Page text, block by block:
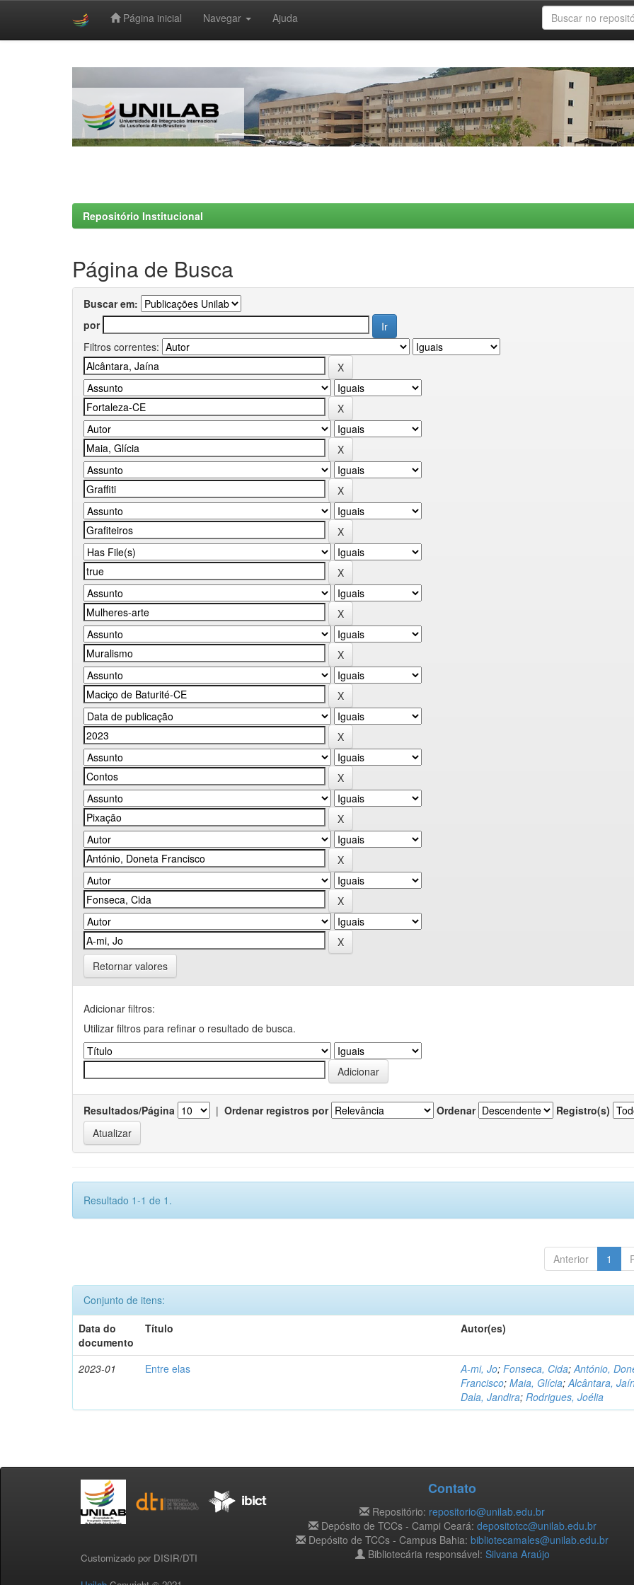
Página inicial Navegar Ajuda
Repositório Institucional
Página de Busca
Buscar em:
por
Filtros correntes:
Retornar valores
Adicionar filtros:
Utilizar filtros para refinar o resultado de busca.
Resultados/Página | Ordenar registros por Ordenar Registro(s)
Resultado 1-1 de 1.
Anterior 1
Conjunto de itens:
Data do
documento
Título Autor(es)
2023-01 Entre elas A-mi, Jo;Fonseca, Cida;António,
Francisco;Maia, Glícia;Alcântara,
Dala, Jandira;Rodrigues, Joélia
Customizado por DISIR/DTI
Contato
Repositório: repositorio@unilab.edu.br
Depósito de TCCs - Campi Ceará: depositotcc@unilab.edu.br
Depósito de TCCs - Campus Bahia: bibliotecamales@unilab.edu.br
Bibliotecária responsável: Silvana Araújo